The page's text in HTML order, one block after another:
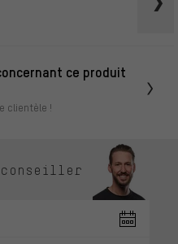
ce produit
clientèle !